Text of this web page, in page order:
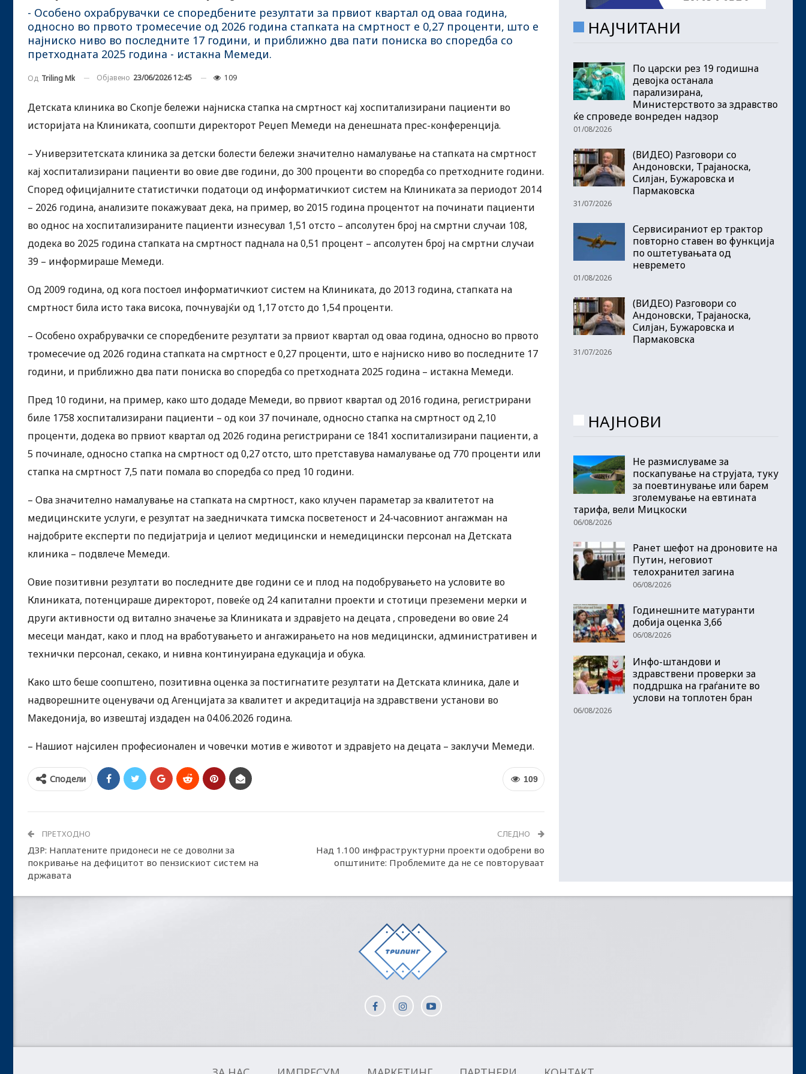
- Особено охрабрувачки се споредбените резултати за првиот квартал од оваа година,
односно во првото тромесечие од 2026 година стапката на смртност е 0,27 проценти, што е
најниско ниво во последните 17 години, и приближно два пати пониска во споредба со
претходната 2025 година - истакна Мемеди.
Од Triling Mk Објавено 23/06/2026 12:45 109
Детската клиника во Скопје бележи најниска стапка на смртност кај хоспитализирани пациенти во
историјата на Клиниката, соопшти директорот Реџеп Мемеди на денешната прес-конференција.
– Универзитетската клиника за детски болести бележи значително намалување на стапката на смртност
кај хоспитализирани пациенти во овие две години, до 300 проценти во споредба со претходните години.
Според официјалните статистички податоци од информатичкиот систем на Клиниката за периодот 2014
– 2026 година, анализите покажуваат дека, на пример, во 2015 година процентот на починати пациенти
во однос на хоспитализираните пациенти изнесувал 1,51 отсто – апсолутен број на смртни случаи 108,
додека во 2025 година стапката на смртност паднала на 0,51 процент – апсолутен број на смртни случаи
39 – информираше Мемеди.
Од 2009 година, од кога постоел информатичкиот систем на Клиниката, до 2013 година, стапката на
смртност била исто така висока, почнувајќи од 1,17 отсто до 1,54 проценти.
– Особено охрабрувачки се споредбените резултати за првиот квартал од оваа година, односно во првото
тромесечие од 2026 година стапката на смртност е 0,27 проценти, што е најниско ниво во последните 17
години, и приближно два пати пониска во споредба со претходната 2025 година – истакна Мемеди.
Пред 10 години, на пример, како што додаде Мемеди, во првиот квартал од 2016 година, регистрирани
биле 1758 хоспитализирани пациенти – од кои 37 починале, односно стапка на смртност од 2,10
проценти, додека во првиот квартал од 2026 година регистрирани се 1841 хоспитализирани пациенти, а
5 починале, односно стапка на смртност од 0,27 отсто, што претставува намалување од 770 проценти или
стапка на смртност 7,5 пати помала во споредба со пред 10 години.
– Ова значително намалување на стапката на смртност, како клучен параметар за квалитетот на
медицинските услуги, е резултат на заедничката тимска посветеност и 24-часовниот ангажман на
најдобрите експерти по педијатрија и целиот медицински и немедицински персонал на Детската
клиника – подвлече Мемеди.
Овие позитивни резултати во последните две години се и плод на подобрувањето на условите во
Клиниката, потенцираше директорот, повеќе од 24 капитални проекти и стотици преземени мерки и
други активности од витално значење за Клиниката и здравјето на децата , спроведени во овие 24
месеци мандат, како и плод на вработувањето и ангажирањето на нов медицински, административен и
технички персонал, секако, и нивна континуирана едукација и обука.
Како што беше соопштено, позитивна оценка за постигнатите резултати на Детската клиника, дале и
надворешните оценувачи од Агенцијата за квалитет и акредитација на здравствени установи во
Македонија, во извештај издаден на 04.06.2026 година.
– Нашиот најсилен професионален и човечки мотив е животот и здравјето на децата – заклучи Мемеди.
109
Сподели
ПРЕТХОДНО
ДЗР: Наплатените придонеси не се доволни за
покривање на дефицитот во пензискиот систем на
државата
СЛЕДНО
Над 1.100 инфраструктурни проекти одобрени во
општините: Проблемите да не се повторуваат
НАЈЧИТАНИ
По царски рез 19 годишна
девојка останала
парализирана,
Министерството за здравство
ќе спроведе вонреден надзор
01/08/2026
(ВИДЕО) Разговори со
Андоновски, Трајаноска,
Силјан, Бужаровска и
Пармаковска
31/07/2026
Сервисираниот ер трактор
повторно ставен во функција
по оштетувањата од
невремето
01/08/2026
(ВИДЕО) Разговори со
Андоновски, Трајаноска,
Силјан, Бужаровска и
Пармаковска
31/07/2026
НАЈНОВИ
Не размислуваме за
поскапување на струјата, туку
за поевтинување или барем
зголемување на евтината
тарифа, вели Мицкоски
06/08/2026
Ранет шефот на дроновите на
Путин, неговиот
телохранител загина
06/08/2026
Годинешните матуранти
добија оценка 3,66
06/08/2026
Инфо-штандови и
здравствени проверки за
поддршка на граѓаните во
услови на топлотен бран
06/08/2026